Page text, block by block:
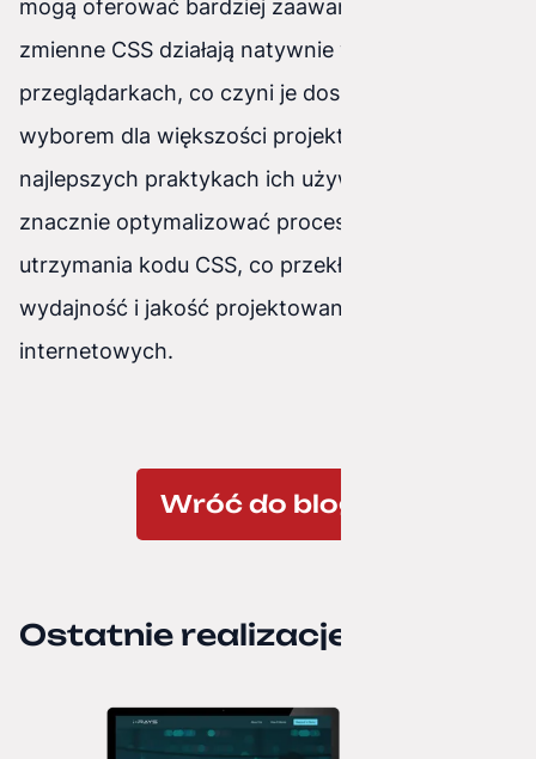
mogą oferować bardziej zaawansowane funkcje,
zmienne CSS działają natywnie w
przeglądarkach, co czyni je doskonałym
wyborem dla większości projektów. Pamiętając o
najlepszych praktykach ich używania, można
znacznie optymalizować proces tworzenia i
utrzymania kodu CSS, co przekłada się na lepszą
wydajność i jakość projektowanych stron
internetowych.
Wróć do bloga
Ostatnie realizacje